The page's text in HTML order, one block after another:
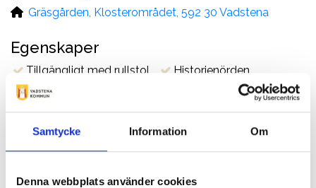
Samtycke Information Om
Denna webbplats använder cookies
Gräsgården, Klosterområdet, 592 30 Vadstena
Egenskaper
Tillgängligt med rullstol Historienörden
Beskrivning
kunskapsutställning om hur vikingaskatter har